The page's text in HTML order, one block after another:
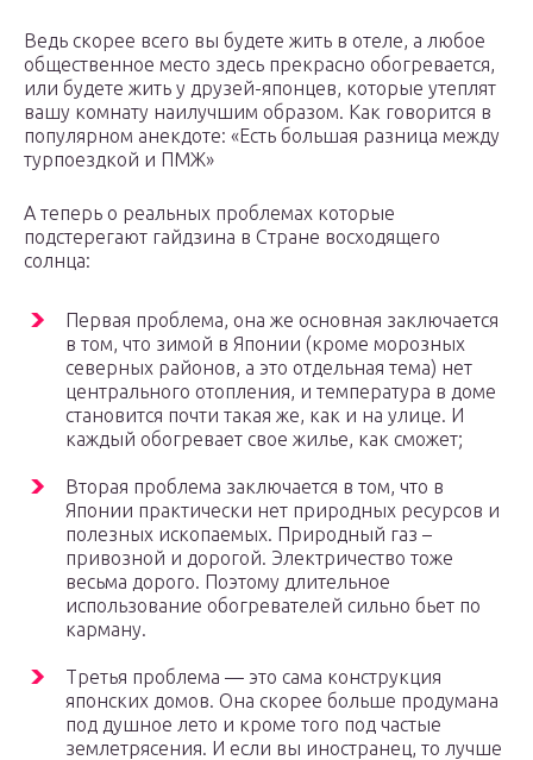
Ведь скорее всего вы будете жить в отеле, а любое
общественное место здесь прекрасно обогревается,
или будете жить у друзей-японцев, которые утеплят
вашу комнату наилучшим образом. Как говорится в
популярном анекдоте: «Есть большая разница между
турпоездкой и ПМЖ»
А теперь о реальных проблемах которые
подстерегают гайдзина в Стране восходящего
солнца:
Первая проблема, она же основная заключается
в том, что зимой в Японии (кроме морозных
северных районов, а это отдельная тема) нет
центрального отопления, и температура в доме
становится почти такая же, как и на улице. И
каждый обогревает свое жилье, как сможет;
Вторая проблема заключается в том, что в
Японии практически нет природных ресурсов и
полезных ископаемых. Природный газ –
привозной и дорогой. Электричество тоже
весьма дорого. Поэтому длительное
использование обогревателей сильно бьет по
карману.
Третья проблема — это сама конструкция
японских домов. Она скорее больше продумана
под душное лето и кроме того под частые
землетрясения. И если вы иностранец, то лучше